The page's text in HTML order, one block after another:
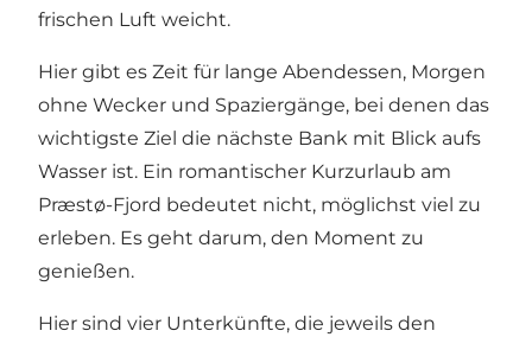
frischen Luft weicht.
Hier gibt es Zeit für lange Abendessen, Morgen
ohne Wecker und Spaziergänge, bei denen das
wichtigste Ziel die nächste Bank mit Blick aufs
Wasser ist. Ein romantischer Kurzurlaub am
Præstø-Fjord bedeutet nicht, möglichst viel zu
erleben. Es geht darum, den Moment zu
genießen.
Hier sind vier Unterkünfte, die jeweils den